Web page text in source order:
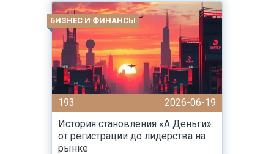
БИЗНЕС И ФИНАНСЫ
193
2026-06-19
История становления «А Деньги»:
от регистрации до лидерства на
рынке